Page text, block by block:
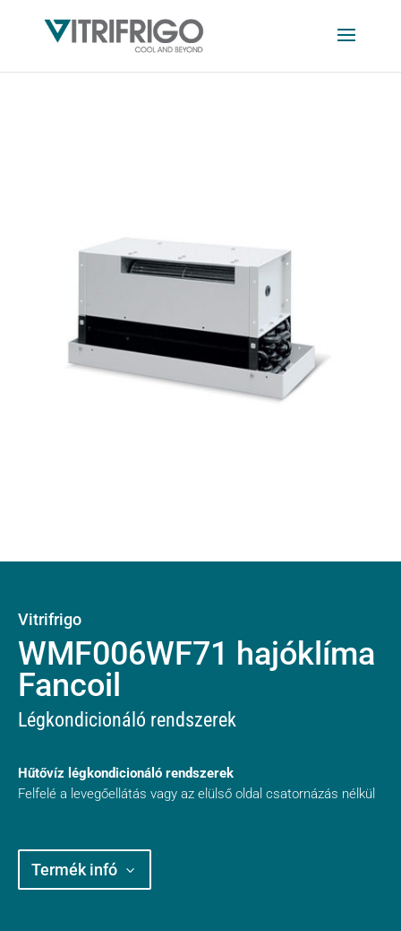
Vitrifrigo
WMF006WF71 hajóklíma
Fancoil
Légkondicionáló rendszerek
Hűtővíz légkondicionáló rendszerek
Felfelé a levegőellátás vagy az elülső oldal csatornázás nélkül
Termék infó